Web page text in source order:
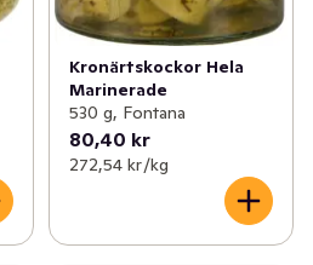
Kronärtskockor Hela
Marinerade
530 g, Fontana
80,40 kr
272,54 kr /kg